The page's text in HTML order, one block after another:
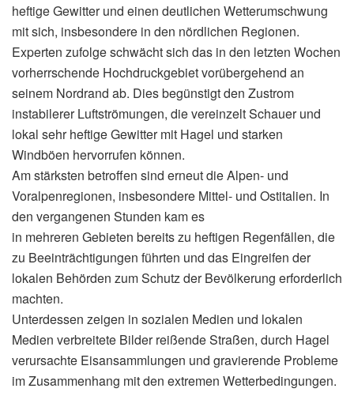
heftige Gewitter und einen deutlichen Wetterumschwung
mit sich, insbesondere in den nördlichen Regionen.
Experten zufolge schwächt sich das in den letzten Wochen
vorherrschende Hochdruckgebiet vorübergehend an
seinem Nordrand ab. Dies begünstigt den Zustrom
instabilerer Luftströmungen, die vereinzelt Schauer und
lokal sehr heftige Gewitter mit Hagel und starken
Windböen hervorrufen können.
Am stärksten betroffen sind erneut die Alpen- und
Voralpenregionen, insbesondere Mittel- und Ostitalien. In
den vergangenen Stunden kam es
in mehreren Gebieten bereits zu heftigen Regenfällen, die
zu Beeinträchtigungen führten und das Eingreifen der
lokalen Behörden zum Schutz der Bevölkerung erforderlich
machten.
Unterdessen zeigen in sozialen Medien und lokalen
Medien verbreitete Bilder reißende Straßen, durch Hagel
verursachte Eisansammlungen und gravierende Probleme
im Zusammenhang mit den extremen Wetterbedingungen.